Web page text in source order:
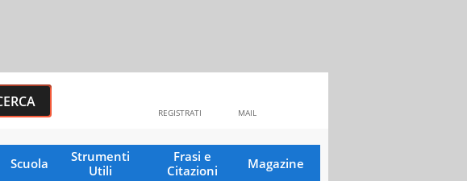
MAIL
REGISTRATI
Scuola
Strumenti
Utili
Frasi e
Citazioni
Magazine